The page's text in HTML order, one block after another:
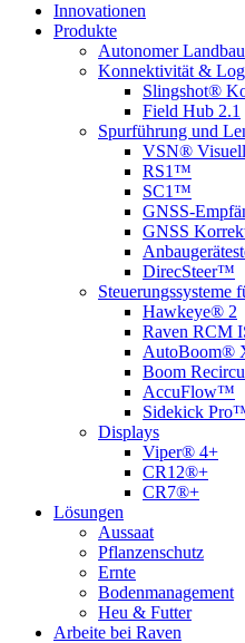
Innovationen
Produkte
Autonomer Landbau
Konnektivität &
Slingshot®
Field Hub 2.1
Spurführung und
VSN®
RS1™
SC1™
GNSS-
GNSS
DirecSteer™
Steuerungssysteme
Hawkeye® 2
Raven RCM
AutoBoom®
Boom
AccuFlow™
Sidekick
Displays
Viper® 4+
CR12®+
CR7®+
Lösungen
Aussaat
Pflanzenschutz
Ernte
Bodenmanagement
Heu & Futter
Arbeite bei Raven